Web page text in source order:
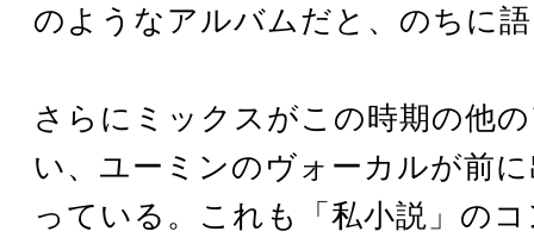
のようなアルバムだと、のちに
さらにミックスがこの時期の他
い、ユーミンのヴォーカルが前
っている。これも「私小説」の